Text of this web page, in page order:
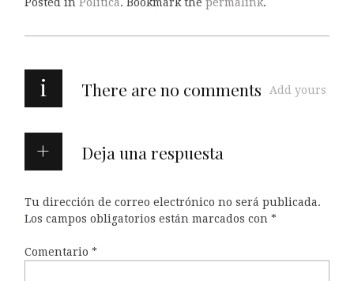
i There are no comments Add yours
Deja una respuesta
Tu dirección de correo electrónico no será publicada.
Los campos obligatorios están marcados con *
Comentario *